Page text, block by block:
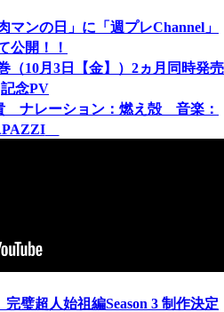
マンの日」に「週プレChannel」
公開！！
（10月3日【金】）2ヵ月同時発売
記念PV
ナレーション：燃え殻 音楽：
完璧超人始祖編Season 3 制作決定